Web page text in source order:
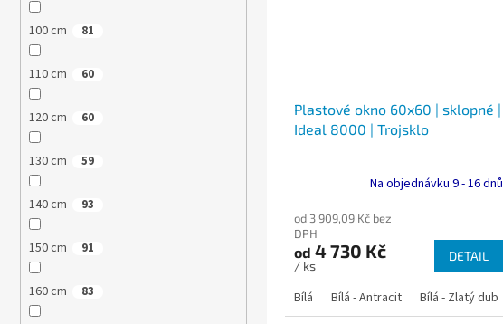
100 cm 81
110 cm 60
120 cm 60
130 cm 59
140 cm 93
150 cm 91
160 cm 83
Plastové okno 60x60 | sklopné |
Ideal 8000 | Trojsklo
Na objednávku 9 - 16 dnů
od 3 909,09 Kč bez
DPH
od 4 730 Kč
/ ks
DETAIL
Bílá Bílá - Antracit Bílá - Zlatý dub